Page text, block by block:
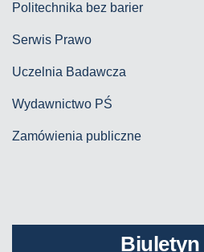
Politechnika bez barier
Serwis Prawo
Uczelnia Badawcza
Wydawnictwo PŚ
Zamówienia publiczne
Biuletyn